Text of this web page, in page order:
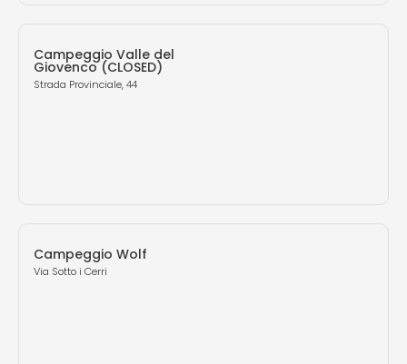
Campeggio Valle del
Giovenco (CLOSED)
Strada Provinciale, 44
Campeggio Wolf
Via Sotto i Cerri